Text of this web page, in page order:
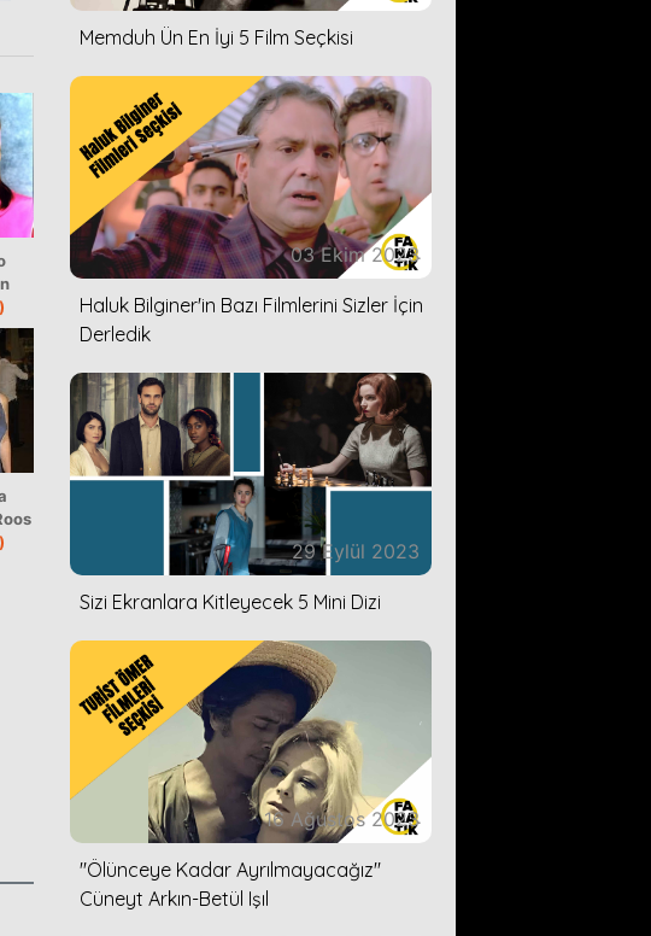
Memduh Ün En İyi 5 Film Seçkisi
03 Ekim 2023
Haluk Bilginer'in Bazı Filmlerini Sizler İçin
Derledik
29 Eylül 2023
Sizi Ekranlara Kitleyecek 5 Mini Dizi
16 Ağustos 2023
''Ölünceye Kadar Ayrılmayacağız''
Cüneyt Arkın-Betül Işıl